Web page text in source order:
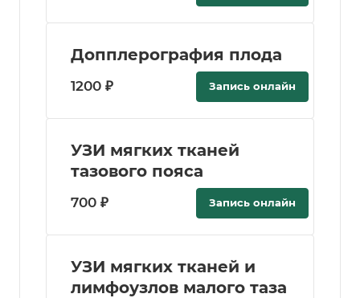
Допплерография плода
1200 ₽ Запись онлайн
УЗИ мягких тканей
тазового пояса
700 ₽ Запись онлайн
УЗИ мягких тканей и
лимфоузлов малого таза